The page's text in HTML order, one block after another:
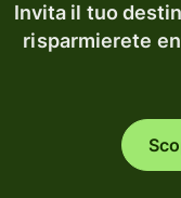
Invita il tuo
risparmierete